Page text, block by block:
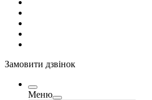
Замовити дзвінок
Меню